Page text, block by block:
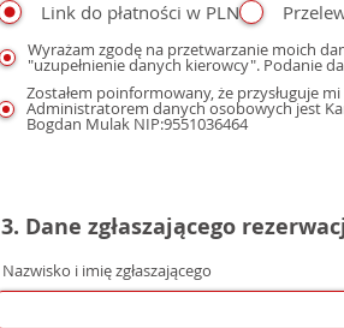
Link do płatności w PLN
Wyrażam zgodę na przetwarzanie moich
"uzupełnienie danych kierowcy". Podanie
Zostałem poinformowany, że przysługuje
Administratorem danych osobowych jest
Bogdan Mulak NIP:9551036464
3. Dane zgłaszającego
Nazwisko i imię zgłaszającego